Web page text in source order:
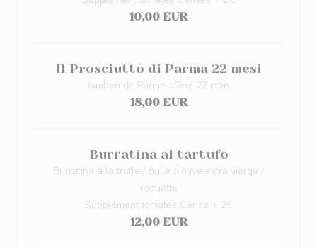
10,00 EUR
Il Prosciutto di Parma 22 mesi
Jambon de Parme affiné 22 mois
18,00 EUR
Burratina al tartufo
Burratina à la truffe / huile d'olive extra vierge /
roquette
Supplément tomates Cerise + 2€
12,00 EUR